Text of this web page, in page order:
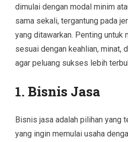
dimulai dengan modal minim
sama sekali, tergantung pada
yang ditawarkan. Penting untuk
sesuai dengan keahlian, minat,
agar peluang sukses lebih
1. Bisnis Jasa
Bisnis jasa adalah pilihan yang
yang ingin memulai usaha